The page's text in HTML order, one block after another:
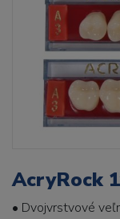
AcryRock
• Dvojvrstvové